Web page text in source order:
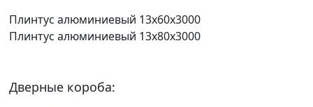
Плинтус алюминиевый 13х60х3000
Плинтус алюминиевый 13х80х3000
Дверные короба: